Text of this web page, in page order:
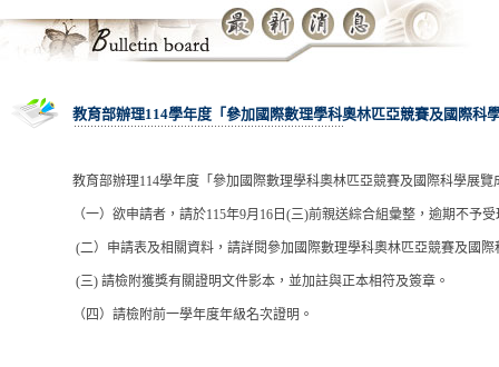
教育部辦理114學年度「參加國際數理學科奧林匹亞競賽及國際科
教育部辦理114學年度「參加國際數理學科奧林匹亞競賽及國際科學展
（一）欲申請者，請於115年9月 16 日 (三)前親送綜合組彙整，逾期不予受
(二）申請表及相關資料，請詳閱參加國際數理學科奧林匹亞競賽及國
(三) 請檢附獲獎有關證明文件影本，並加註與正本相符及簽章。
（四）請檢附前一學年度年級名次證明。